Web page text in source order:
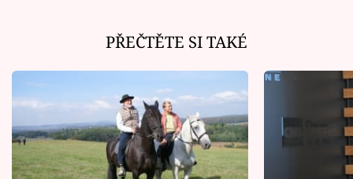
Sledujte nás
PŘEČTĚTE SI TAKÉ